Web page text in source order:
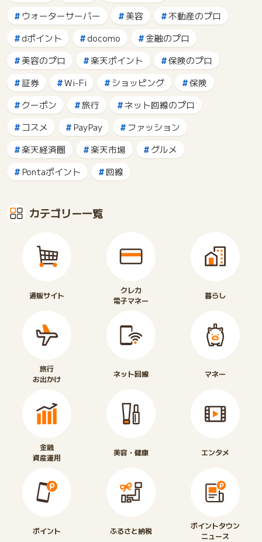
ウォーターサーバー
美容
不動産のプロ
dポイント
docomo
金融のプロ
美容のプロ
楽天ポイント
保険のプロ
証券
Wi-Fi ショッピング
保険
クーポン
旅行
ネット回線のプロ
コスメ
PayPay
ファッション
楽天経済圏
楽天市場
グルメ
Pontaポイント
回線
カテゴリー一覧
通販サイト
クレカ
電子マネー
暮らし
旅行
お出かけ
ネット回線 マネー
金融
資産運用
美容・健康 エンタメ
ポイント ふるさと納税
ポイントタウン
ニュース